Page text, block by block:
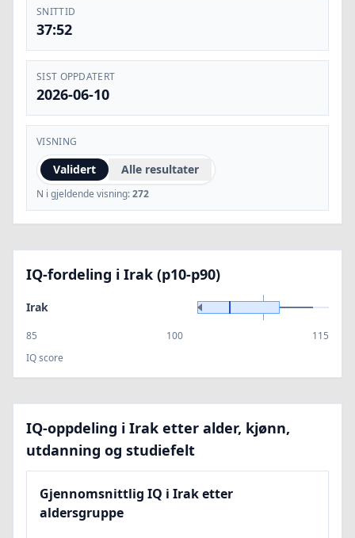
SNITTID
37:52
SIST OPPDATERT
2026-06-10
VISNING
Validert Alle resultater
N i gjeldende visning:272
IQ-fordeling i Irak (p10-p90)
Irak
85 100
115
IQ score
IQ-oppdeling i Irak etter alder, kjønn,
utdanning og studiefelt
Gjennomsnittlig IQ i Irak etter
aldersgruppe